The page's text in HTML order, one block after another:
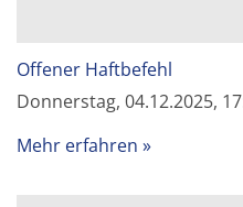
Offener Haftbefehl
Donnerstag, 04.12.2025,
Mehr erfahren